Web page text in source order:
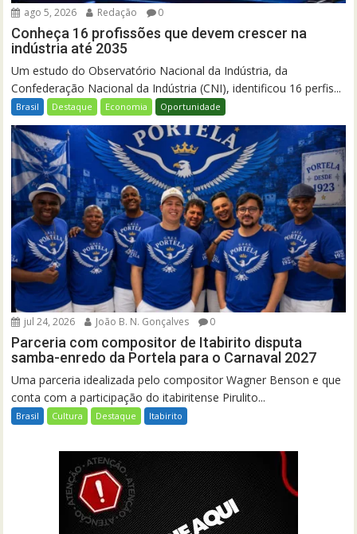
ago 5, 2026 Redação 0
Conheça 16 profissões que devem crescer na
indústria até 2035
Um estudo do Observatório Nacional da Indústria, da
Confederação Nacional da Indústria (CNI), identificou 16 perfis...
Brasil Destaque Economia Oportunidade
jul 24, 2026 João B. N. Gonçalves 0
Parceria com compositor de Itabirito disputa
samba-enredo da Portela para o Carnaval 2027
Uma parceria idealizada pelo compositor Wagner Benson e que
conta com a participação do itabiritense Pirulito...
Brasil Cultura Destaque Itabirito